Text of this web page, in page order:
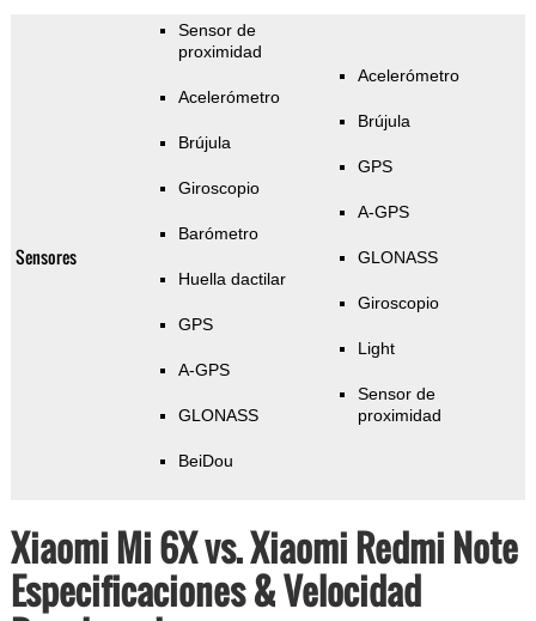
Sensores
Sensor de
proximidad
Acelerómetro
Brújula
Giroscopio
Barómetro
Huella dactilar
GPS
A-GPS
GLONASS
BeiDou
Acelerómetro
Brújula
GPS
A-GPS
GLONASS
Giroscopio
Light
Sensor de
proximidad
Xiaomi Mi 6X vs. Xiaomi Redmi Note
Especificaciones & Velocidad